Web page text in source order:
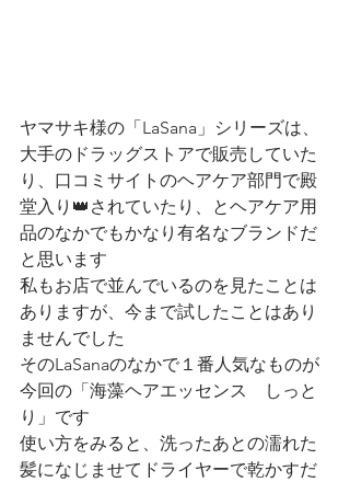
ヤマサキ様の「LaSana」シリーズは、
大手のドラッグストアで販売していた
り、口コミサイトのヘアケア部門で殿
堂入り👑されていたり、とヘアケア用
品のなかでもかなり有名なブランドだ
と思います
私もお店で並んでいるのを見たことは
ありますが、今まで試したことはあり
ませんでした
そのLaSanaのなかで１番人気なものが
今回の「海藻ヘアエッセンス　しっと
り」です
使い方をみると、洗ったあとの濡れた
髪になじませてドライヤーで乾かすだ